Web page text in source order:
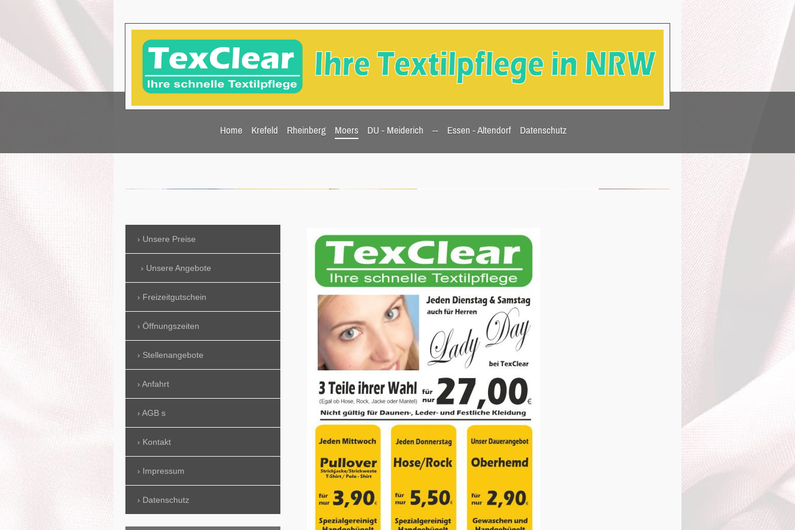
Home Krefeld Rheinberg Moers DU - Meiderich -- Essen - Altendorf Datenschutz
Unsere Preise
Unsere Angebote
Freizeitgutschein
Öffnungszeiten
Stellenangebote
Anfahrt
AGB s
Kontakt
Impressum
Datenschutz